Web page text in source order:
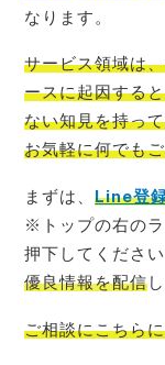
なります。
サービス領域は
ースに起因する
ない知見を持っ
お気軽に何でも
まずは、Line登
※トップの右の
押下してください
優良情報を配信
ご相談にこちら